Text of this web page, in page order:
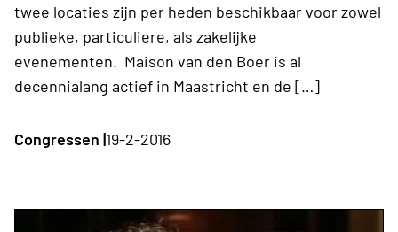
twee locaties zijn per heden beschikbaar voor zowel
publieke, particuliere, als zakelijke
evenementen. Maison van den Boer is al
decennialang actief in Maastricht en de […]
Congressen |19-2-2016